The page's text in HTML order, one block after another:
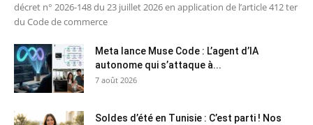
décret n° 2026-148 du 23 juillet 2026 en application de l’article 412 ter
du Code de commerce
Meta lance Muse Code : L’agent d’IA
autonome qui s’attaque à...
7 août 2026
Soldes d’été en Tunisie : C’est parti ! Nos